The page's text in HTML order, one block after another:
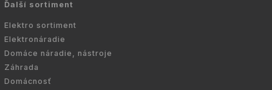
Ďalší sortiment
Elektro sortiment
Elektronáradie
Domáce náradie, nástroje
Záhrada
Domácnosť